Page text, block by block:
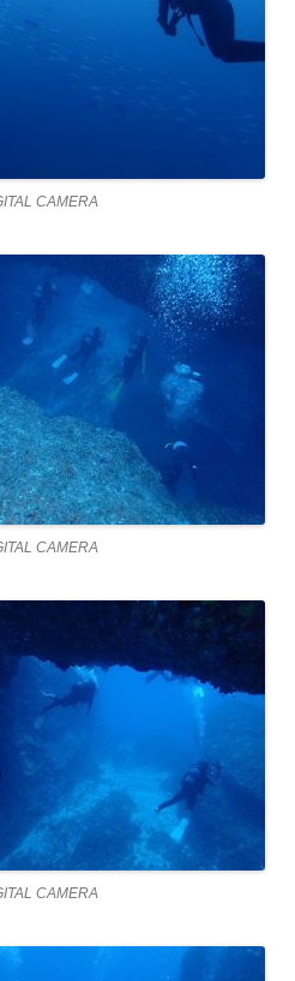
CAMERA
CAMERA
CAMERA